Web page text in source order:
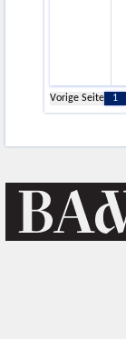
Vorige Seite
1